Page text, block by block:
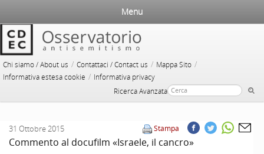
Chi siamo / About us / Contattaci / Contact us / Mappa Sito /
Informativa estesa cookie / Informativa privacy
Ricerca Avanzata
Menu
Stampa
31 Ottobre 2015
Commento al docufilm «Israele, il cancro»